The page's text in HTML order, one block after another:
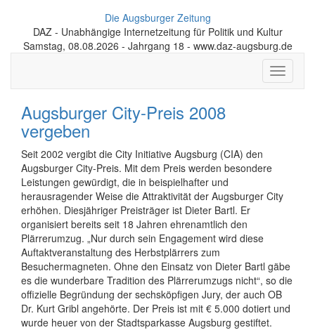
Die Augsburger Zeitung
DAZ - Unabhängige Internetzeitung für Politik und Kultur
Samstag, 08.08.2026 - Jahrgang 18 - www.daz-augsburg.de
Toggle
Augsburger City-Preis 2008
vergeben
Seit 2002 vergibt die City Initiative Augsburg (CIA) den
Augsburger City-Preis. Mit dem Preis werden besondere
Leistungen gewürdigt, die in beispielhafter und
herausragender Weise die Attraktivität der Augsburger City
erhöhen. Diesjähriger Preisträger ist Dieter Bartl. Er
organisiert bereits seit 18 Jahren ehrenamtlich den
Plärrerumzug. „Nur durch sein Engagement wird diese
Auftaktveranstaltung des Herbstplärrers zum
Besuchermagneten. Ohne den Einsatz von Dieter Bartl gäbe
es die wunderbare Tradition des Plärrerumzugs nicht“, so die
offizielle Begründung der sechsköpfigen Jury, der auch OB
Dr. Kurt Gribl angehörte. Der Preis ist mit € 5.000 dotiert und
wurde heuer von der Stadtsparkasse Augsburg gestiftet.